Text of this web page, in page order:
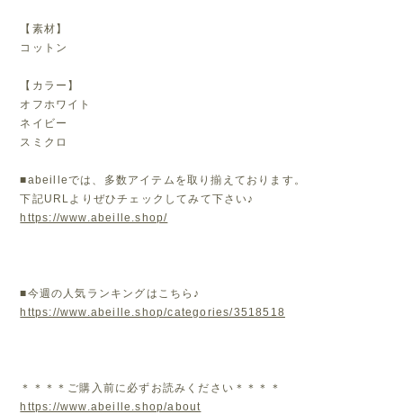
【素材】
コットン
【カラー】
オフホワイト
ネイビー
スミクロ
■abeilleでは、多数アイテムを取り揃えております。
下記URLよりぜひチェックしてみて下さい♪
https://www.abeille.shop/
■今週の人気ランキングはこちら♪
https://www.abeille.shop/categories/3518518
＊＊＊＊ご購入前に必ずお読みください＊＊＊＊
https://www.abeille.shop/about